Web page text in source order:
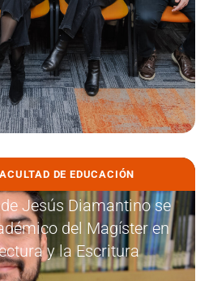
DE EDUCACIÓN
Jesús Diamantino se
del Magíster en
y la Escritura